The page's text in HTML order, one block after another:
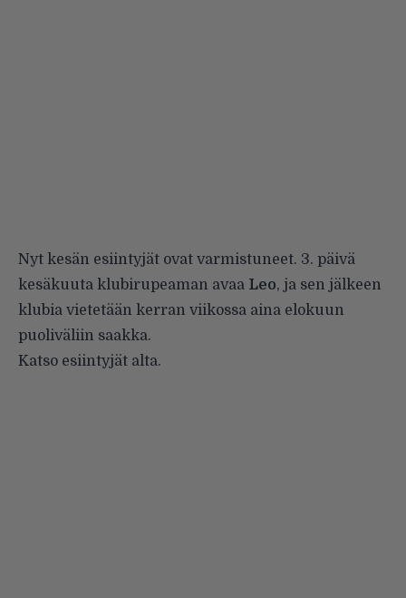
Nyt kesän esiintyjät ovat varmistuneet. 3. päivä
kesäkuuta klubirupeaman avaa Leo, ja sen jälkeen
klubia vietetään kerran viikossa aina elokuun
puoliväliin saakka.
Katso esiintyjät alta.